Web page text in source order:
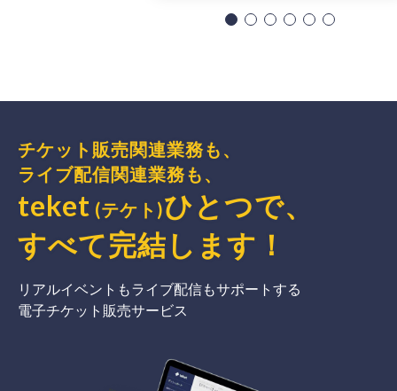
チケット販売関連業務も、
ライブ配信関連業務も、
teket (テケト)ひとつで、
すべて完結 します ！
リアルイベントもライブ配信もサポートする
電子チケット販売サービス